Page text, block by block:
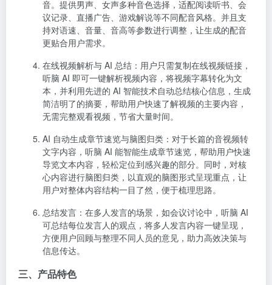
音。提供男声、女声多种音色选择，适配阅读听书、会
议记录、直播广告、游戏解说等不同配音风格。并且支
持对语速、音量、音高等参数进行调整，让生成的配音
更贴合用户需求。
在线视频解析与 AI 总结 ：用户只需复制在线视频链接，
听脑 AI 即可一键解析视频内容，将视频字幕转化为文
本，并利用先进的 AI 智能技术自动总结核心信息，生成
简洁明了的摘要，帮助用户快速了解视频的主要内容，
无需完整观看视频，节省大量时间。
AI 自动生成章节速览与脑图归类 ：对于长篇的音视频转
文字内容，听脑 AI 能智能生成章节速览，帮助用户快速
导览文本内容，轻松定位到感兴趣的部分。同时，对核
心内容进行脑图归类，以直观的脑图形式呈现重点，让
用户对整体内容结构一目了然，便于梳理思路。
总结发言 ：在多人发言的场景，如会议讨论中，听脑 AI
可总结每位发言人的观点，将多人发言内容一键呈现，
方便用户回顾与整理不同人员的意见，助力高效决策与
信息传达。
三、产品特色